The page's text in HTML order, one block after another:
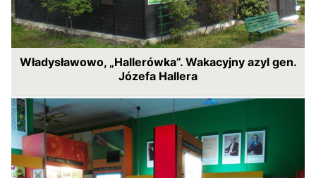
Władysławowo, „Hallerówka”. Wakacyjny azyl gen.
Józefa Hallera